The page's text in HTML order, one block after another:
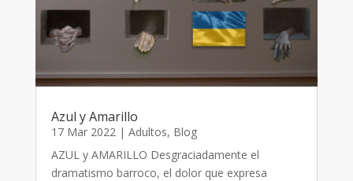
Azul y Amarillo
17 Mar 2022 | Adultos, Blog
AZUL y AMARILLO Desgraciadamente el
dramatismo barroco, el dolor que expresa